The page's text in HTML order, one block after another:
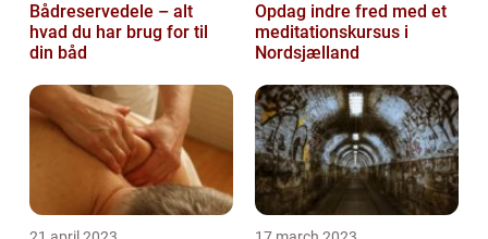
Bådreservedele – alt
hvad du har brug for til
din båd
Opdag indre fred med et
meditationskursus i
Nordsjælland